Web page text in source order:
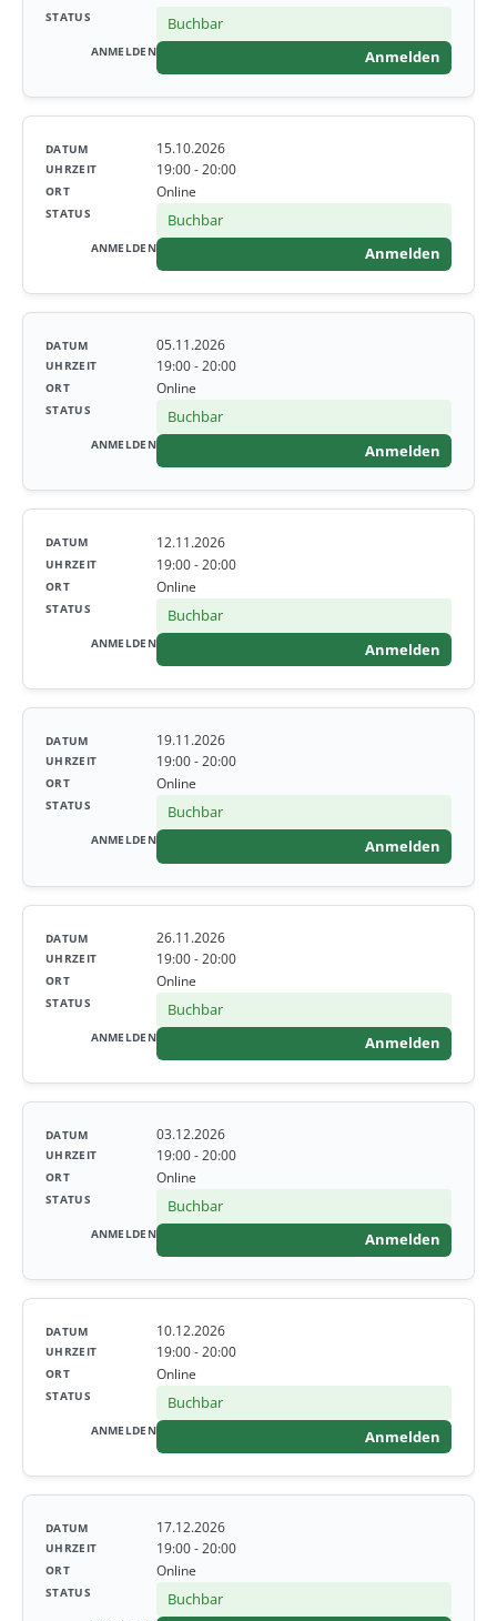
Buchbar
Anmelden
15.10.2026
19:00 - 20:00
Online
Buchbar
Anmelden
05.11.2026
19:00 - 20:00
Online
Buchbar
Anmelden
12.11.2026
19:00 - 20:00
Online
Buchbar
Anmelden
19.11.2026
19:00 - 20:00
Online
Buchbar
Anmelden
26.11.2026
19:00 - 20:00
Online
Buchbar
Anmelden
03.12.2026
19:00 - 20:00
Online
Buchbar
Anmelden
10.12.2026
19:00 - 20:00
Online
Buchbar
Anmelden
17.12.2026
19:00 - 20:00
Online
Buchbar